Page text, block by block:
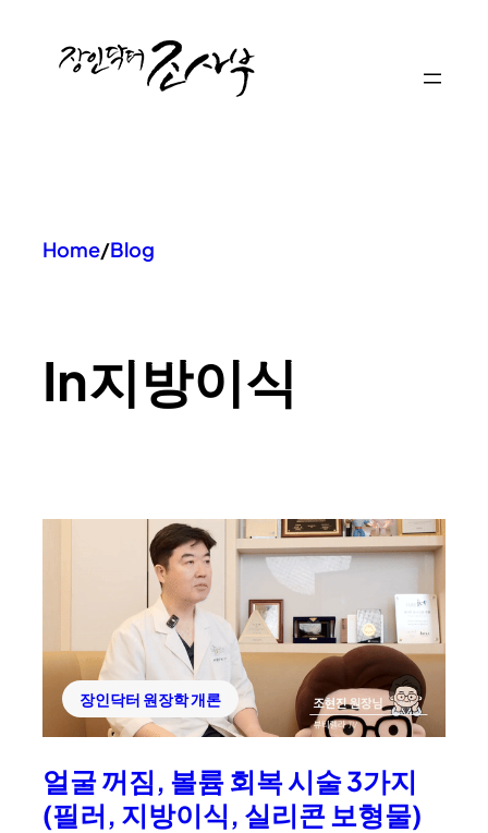
Home/Blog
In지방이식
장인닥터 원장학 개론
얼굴 꺼짐, 볼륨 회복 시술 3가지
(필러, 지방이식, 실리콘 보형물)